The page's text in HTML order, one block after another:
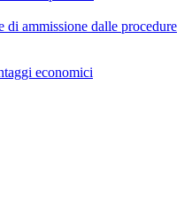
di ammissione dalle procedure
economici